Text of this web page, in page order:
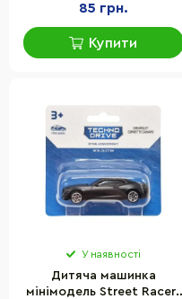
85 грн.
Купити
У наявності
Дитяча машинка
мінімодель Street Racers